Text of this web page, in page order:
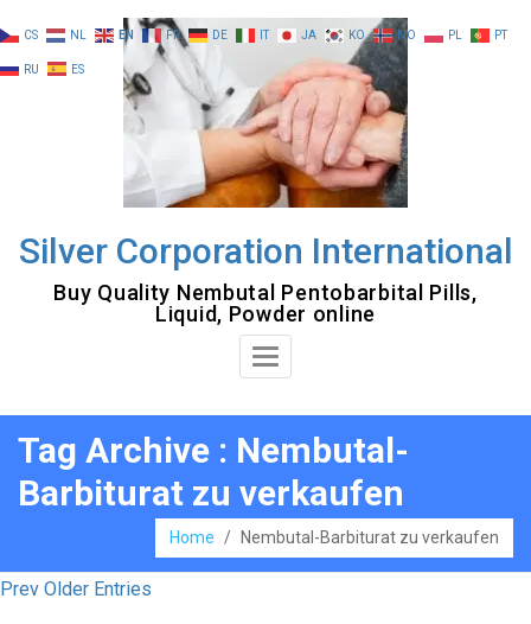
to
content
Silver Corporation International
Buy Quality Nembutal Pentobarbital Pills,
Liquid, Powder online
Toggle
Tag Archive : Nembutal-
Barbiturat zu verkaufen
Home / Nembutal-Barbiturat zu verkaufen
Prev Older Entries
CS NL EN FR DE IT JA KO NO PL PT
RU ES